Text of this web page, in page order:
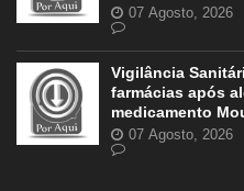
07 Agosto, 2026
Vigilância
farmácias após
medicamento
07 Agosto, 2026